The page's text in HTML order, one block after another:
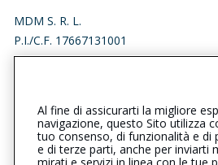
MDM S. R. L.
P.I./C.F. 17667131001
VIALE DELLE MEDAGLIE D'ORO 395,
0688812327
Al fine di assicurarti la migliore
navigazione, questo Sito utilizza
tuo consenso, di funzionalità e di
e di terze parti, anche per inviarti